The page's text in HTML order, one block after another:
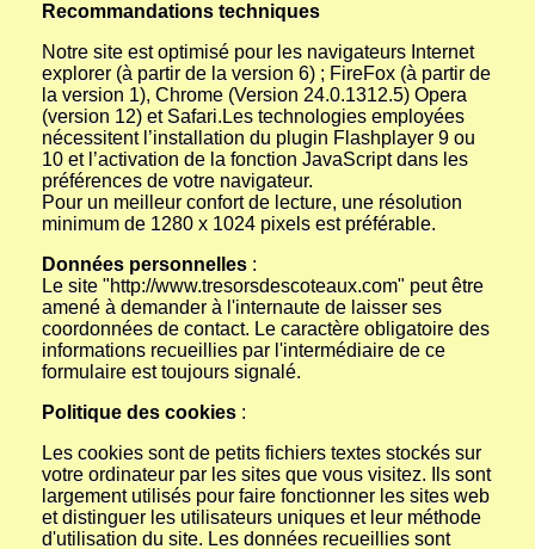
Recommandations techniques
Notre site est optimisé pour les navigateurs Internet
explorer (à partir de la version 6) ; FireFox (à partir de
la version 1), Chrome (Version 24.0.1312.5) Opera
(version 12) et Safari.Les technologies employées
nécessitent l’installation du plugin Flashplayer 9 ou
10 et l’activation de la fonction JavaScript dans les
préférences de votre navigateur.
Pour un meilleur confort de lecture, une résolution
minimum de 1280 x 1024 pixels est préférable.
Données personnelles :
Le site "http://www.tresorsdescoteaux.com" peut être
amené à demander à l'internaute de laisser ses
coordonnées de contact. Le caractère obligatoire des
informations recueillies par l'intermédiaire de ce
formulaire est toujours signalé.
Politique des cookies :
Les cookies sont de petits fichiers textes stockés sur
votre ordinateur par les sites que vous visitez. Ils sont
largement utilisés pour faire fonctionner les sites web
et distinguer les utilisateurs uniques et leur méthode
d'utilisation du site. Les données recueillies sont